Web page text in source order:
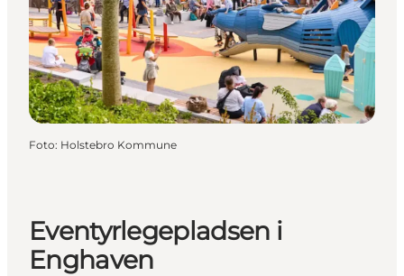
Foto: Holstebro Kommune
Eventyrlegepladsen i
Enghaven